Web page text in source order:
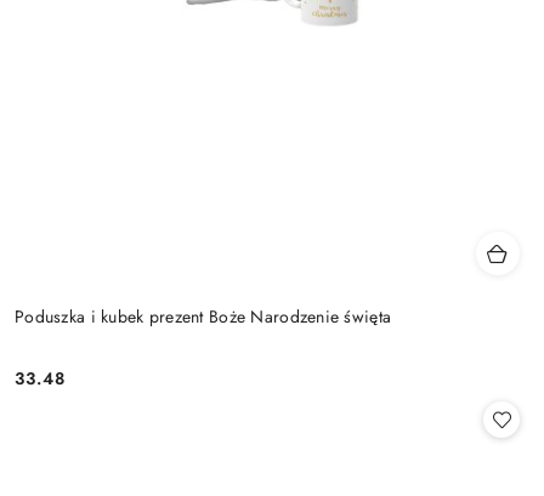
Poduszka i kubek prezent Boże Narodzenie święta
Cena:
33.48